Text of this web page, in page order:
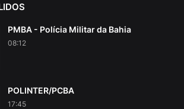
PMBA - Polícia Militar da Bahia
08:12
POLINTER/PCBA
17:45